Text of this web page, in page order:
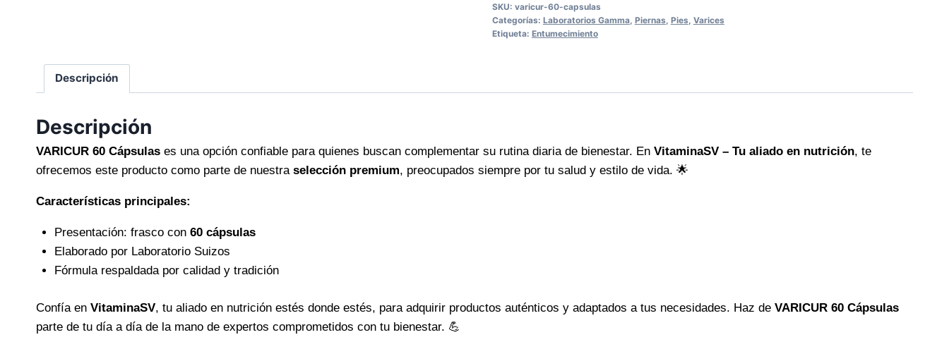
alivio
natural
ligeras
SKU: varicur-60-capsulas
Categorías: Laboratorios Gamma, Piernas Pies Varices
Etiqueta: Entumecimiento
Descripción
Descripción
VARICUR 60 Cápsulas es una opción confiable para quienes buscan complementar su rutina diaria de bienestar. En VitaminaSV – Tu aliado en nutrición, te
ofrecemos este producto como parte de nuestra selección premium, preocupados siempre por tu salud y estilo de vida. 🌟
Características principales:
Presentación: frasco con 60 cápsulas
Elaborado por Laboratorio Suizos
Fórmula respaldada por calidad y tradición
Confía en VitaminaSV, tu aliado en nutrición estés donde estés, para adquirir productos auténticos y adaptados a tus necesidades. Haz de VARICUR 60 Cápsulas
parte de tu día a día de la mano de expertos comprometidos con tu bienestar. 💪